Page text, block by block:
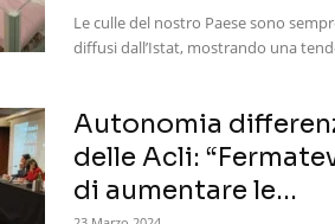
Le culle del nostro Paese sono
diffusi dall’Istat, mostrando una
Autonomia
delle Acli:
di aumentare le...